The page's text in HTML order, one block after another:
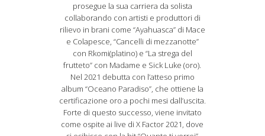
prosegue la sua carriera da solista
collaborando con artisti e produttori di
rilievo in brani come “Ayahuasca” di Mace
e Colapesce, “Cancelli di mezzanotte”
con Rkomi(platino) e “La strega del
frutteto” con Madame e Sick Luke (oro).
Nel 2021 debutta con l’atteso primo
album “Oceano Paradiso”, che ottiene la
certificazione oro a pochi mesi dall’uscita.
Forte di questo successo, viene invitato
come ospite ai live di X Factor 2021, dove